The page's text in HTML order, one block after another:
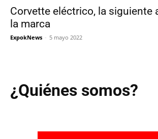
Corvette eléctrico, la siguiente
la marca
ExpokNews - 5 mayo 2022
¿Quiénes somos?